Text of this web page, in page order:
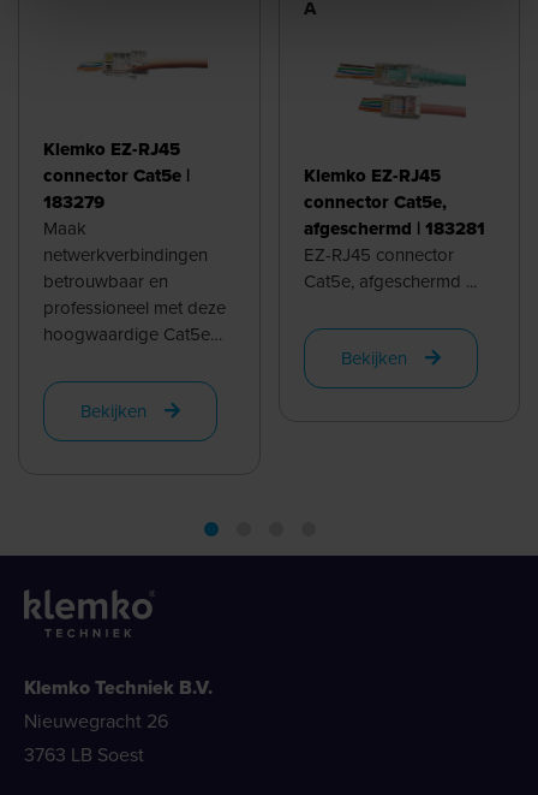
Klemko EZ-RJ45
connector Cat5e |
183279
Maak
netwerkverbindingen
betrouwbaar en
professioneel met deze
hoogwaardige Cat5e
(max. 1 Gbps, 100mhz)!
Speciaal ontworpen
voor ronde kabels ...
Bekijken
A
Klemko EZ-RJ45
connector Cat5e,
afgeschermd | 183281
EZ-RJ45 connector
Cat5e, afgeschermd ...
Bekijken
Klemko Techniek B.V.
Nieuwegracht 26
3763 LB Soest